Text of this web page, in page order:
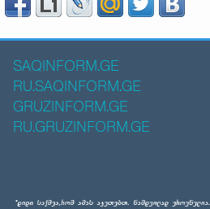
SAQINFORM.GE
RU.SAQINFORM.GE
GRUZINFORM.GE
RU.GRUZINFORM.GE